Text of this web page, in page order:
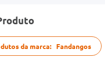
da marca: Fandangos